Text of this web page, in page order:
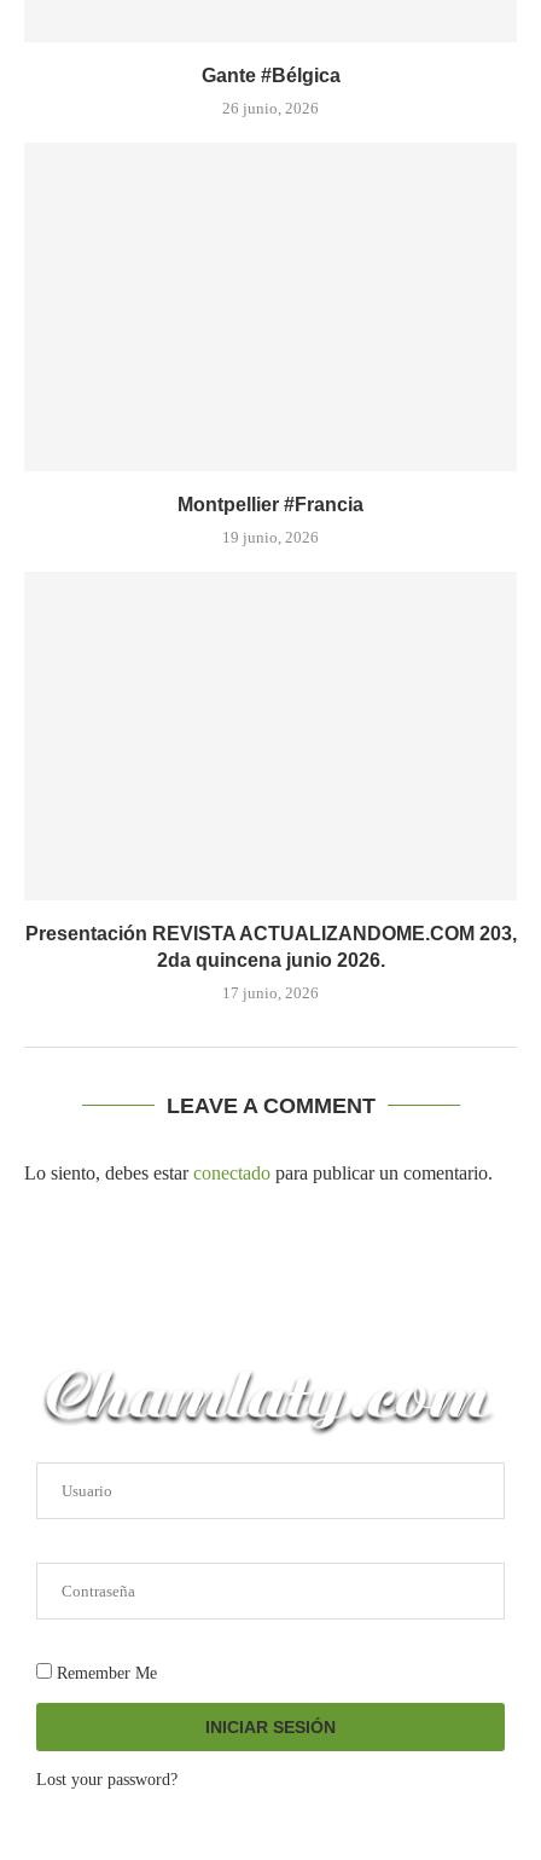
Gante #Bélgica
26 junio, 2026
Montpellier #Francia
19 junio, 2026
Presentación REVISTA ACTUALIZANDOME.COM 203,
2da quincena junio 2026.
17 junio, 2026
LEAVE A COMMENT
Lo siento, debes estarconectado para publicar un comentario.
Remember Me
INICIAR SESIÓN
Lost your password?